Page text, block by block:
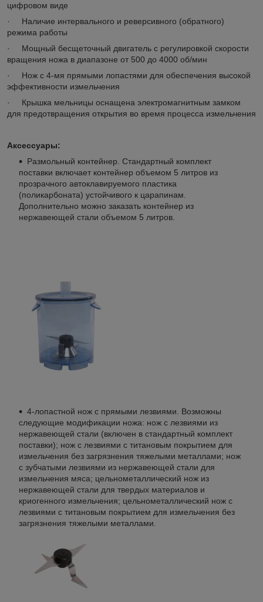
цифровом виде
· Наличие интервального и реверсивного (обратного)
режима работы
· Мощный бесщеточный двигатель с регулировкой скорости
вращения ножа в диапазоне от 500 до 4000 об/мин
· Нож с 4-мя прямыми лопастями для обеспечения высокой
эффективности измельчения
· Крышка мельницы оснащена электромагнитным замком
для предотвращения открытия во время процесса измельчения
Аксессуары:
Размольный контейнер. Стандартный комплект
поставки включает контейнер объемом 5 литров из
прозрачного автоклавируемого пластика
(поликарбоната) устойчивого к царапинам.
Дополнительно можно заказать контейнер из
нержавеющей стали объемом 5 литров.
4-лопастной нож с прямыми лезвиями. Возможны
следующие модификации ножа: нож с лезвиями из
нержавеющей стали (включен в стандартный комплект
поставки); нож с лезвиями с титановым покрытием для
измельчения без загрязнения тяжелыми металлами; нож
с зубчатыми лезвиями из нержавеющей стали для
измельчения мяса; цельнометаллический нож из
нержавеющей стали для твердых материалов и
криогенного измельчения; цельнометаллический нож с
лезвиями с титановым покрытием для измельчения без
загрязнения тяжелыми металлами.